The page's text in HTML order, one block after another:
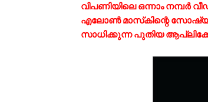
വിപണിയിലെ ഒന്നാം നമ്പർ
എലോൺ മാസ്‌കിന്റെ
സാധിക്കുന്ന പുതിയ